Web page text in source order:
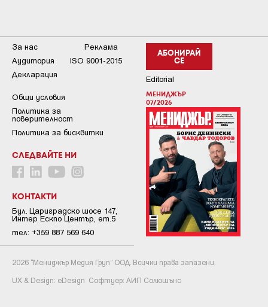
АБОНИРАЙ
СЕ
Editorial
МЕНИДЖЪР
07/2026
За нас
Реклама
Аудитория
ISO 9001-2015
Декларация
Общи условия
Пoлитикa зa
пoвepитeлнocт
Политика за бисквитки
СЛЕДВАЙТЕ НИ
КОНТАКТИ
Бул. Цариградско шосе 147,
Интер Ескпо Център, ет.5
тел: +359 887 569 640
2026 “Мениджър Медия Груп” ООД. Всички права запазени.
UX & Design: eDesign Софтуер: АИП Солюшънс